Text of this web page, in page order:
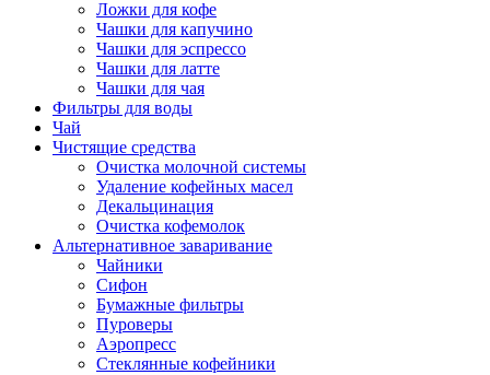
Ложки для кофе
Чашки для капучино
Чашки для эспрессо
Чашки для латте
Чашки для чая
Фильтры для воды
Чай
Чистящие средства
Очистка молочной системы
Удаление кофейных масел
Декальцинация
Очистка кофемолок
Альтернативное заваривание
Чайники
Сифон
Бумажные фильтры
Пуроверы
Аэропресс
Стеклянные кофейники